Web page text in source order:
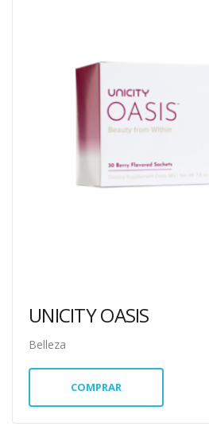
UNICITY OASIS
Belleza
COMPRAR